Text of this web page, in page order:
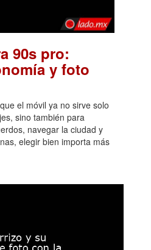
90s pro:
y foto
el móvil ya no sirve solo
sino también para
navegar la ciudad y
elegir bien importa más